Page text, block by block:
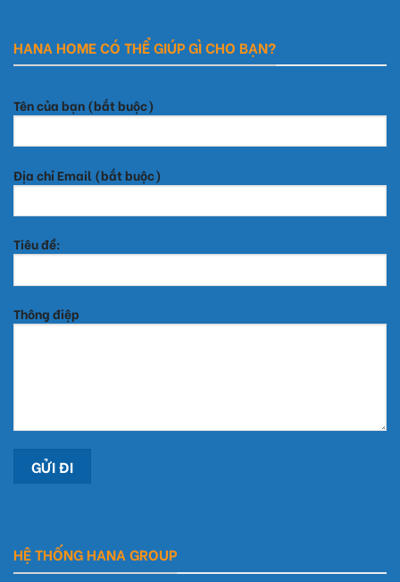
HANA HOME CÓ THỂ GIÚP GÌ CHO BẠN?
Tên của bạn (bắt buộc)
Địa chỉ Email (bắt buộc)
Tiêu đề:
Thông điệp
HỆ THỐNG HANA GROUP